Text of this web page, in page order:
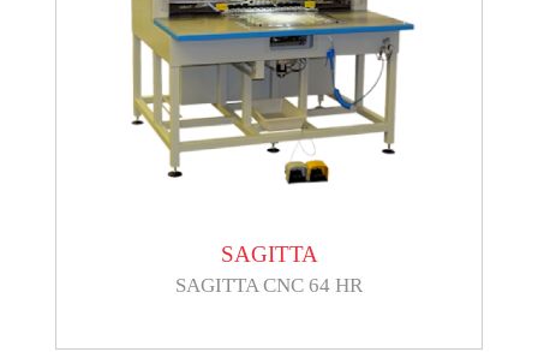
SAGITTA
SAGITTA CNC 64 HR